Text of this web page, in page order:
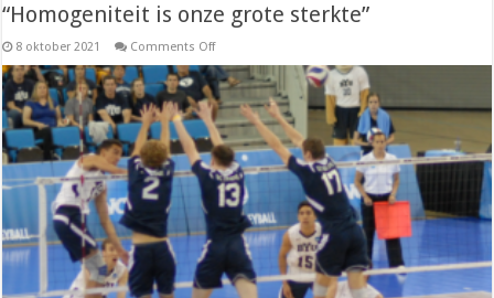
“Homogeniteit is onze grote sterkte”
8 oktober 2021 Comments Offon
–
Tim
Thielemans
(Kreg
Rotselaar):
“Homogeniteit
is
onze
grote
sterkte”